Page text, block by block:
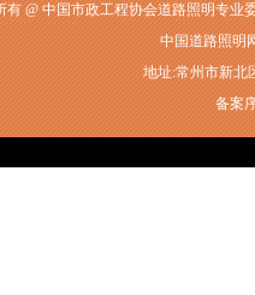
有 @ 中国市政工程协会道路照明专
中国道路照明
地址:常州市新北
备案